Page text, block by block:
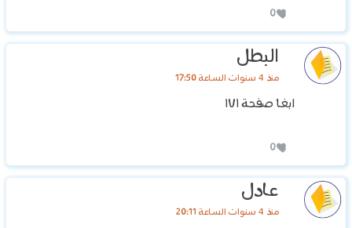
0
البطل
منذ 4 سنوات الساعة 17:50
ابغا صفحة ١٧١
0
عادل
منذ 4 سنوات الساعة 20:11